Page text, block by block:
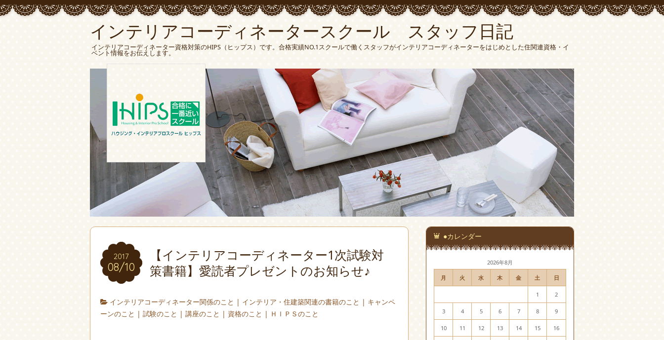
インテリアコーディネータースクール スタッフ日記
インテリアコーディネーター資格対策のHIPS（ヒップス）です。合格実績NO.1スクールで働くスタッフがインテリアコーディネーターをはじめとした住関連資格・イ
ベント情報をお伝えします。
2017
08/10
【インテリアコーディネーター1次試験対
策書籍】愛読者プレゼントのお知らせ♪
インテリアコーディネーター関係のこと | インテリア・住建築関連の書籍のこと | キャンペ
ーンのこと | 試験のこと | 講座のこと | 資格のこと | ＨＩＰＳのこと
●カレンダー
2026年8月
月 火 水 木 金 土 日
1 2
3 4 5 6 7 8 9
10 11 12 13 14 15 16